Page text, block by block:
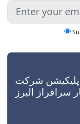
اپلیکیشن شرکت
سرافراز البرز